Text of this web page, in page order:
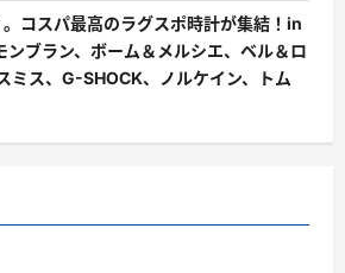
コスパ最高のラグスポ時計が集結！in
ブラン、ボーム＆メルシエ、ベル＆ロ
ミス、G-SHOCK、ノルケイン、トム